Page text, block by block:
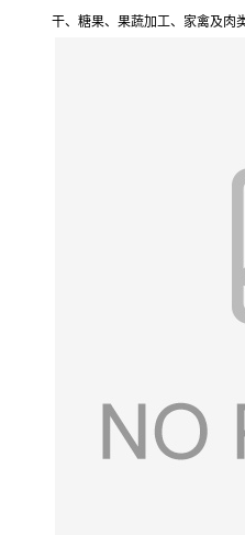
干、糖果、果蔬加工、家禽及肉